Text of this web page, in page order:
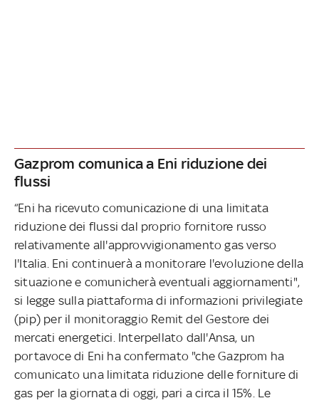
Gazprom comunica a Eni riduzione dei
flussi
“Eni ha ricevuto comunicazione di una limitata
riduzione dei flussi dal proprio fornitore russo
relativamente all'approvvigionamento gas verso
l'Italia. Eni continuerà a monitorare l'evoluzione della
situazione e comunicherà eventuali aggiornamenti",
si legge sulla piattaforma di informazioni privilegiate
(pip) per il monitoraggio Remit del Gestore dei
mercati energetici. Interpellato dall'Ansa, un
portavoce di Eni ha confermato "che Gazprom ha
comunicato una limitata riduzione delle forniture di
gas per la giornata di oggi, pari a circa il 15%. Le